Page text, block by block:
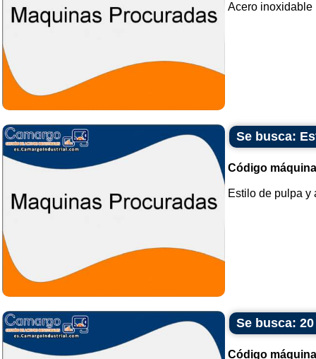
Acero inoxidable
Se busca:
Código
Estilo de pulpa y
Se busca:
Código